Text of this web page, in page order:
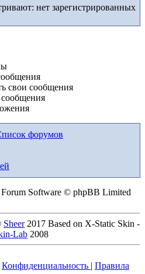
нет зарегистрированных
свои сообщения
сообщения
форумов
Software © phpBB Limited
Sheer2017 Based on X-Static Skin -
Lab 2008
Конфиденциальность | Правила